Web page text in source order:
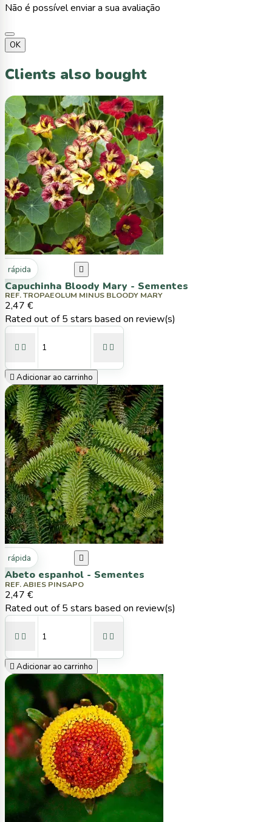
Não é possível enviar a sua avaliação
OK
Clients also bought
rápida 
Capuchinha Bloody Mary - Sementes
REF. TROPAEOLUM MINUS BLOODY MARY
2,47 €
Rated out of 5 stars based on review(s)
   
 Adicionar ao carrinho
rápida 
Abeto espanhol - Sementes
REF. ABIES PINSAPO
2,47 €
Rated out of 5 stars based on review(s)
   
 Adicionar ao carrinho